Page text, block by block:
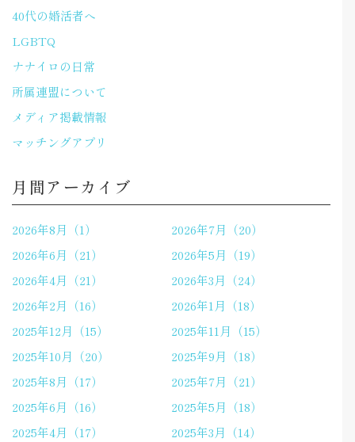
40代の婚活者へ
LGBTQ
ナナイロの日常
所属連盟について
メディア掲載情報
マッチングアプリ
月間アーカイブ
2026年8月（1）
2026年7月（20）
2026年6月（21）
2026年5月（19）
2026年4月（21）
2026年3月（24）
2026年2月（16）
2026年1月（18）
2025年12月（15）
2025年11月（15）
2025年10月（20）
2025年9月（18）
2025年8月（17）
2025年7月（21）
2025年6月（16）
2025年5月（18）
2025年4月（17）
2025年3月（14）